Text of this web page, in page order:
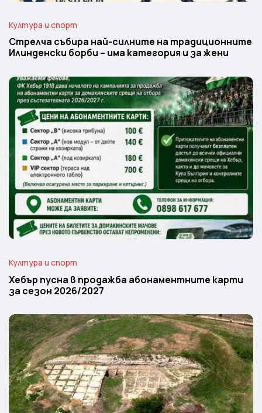
Култура и спорт
Стрелча събира най-силните на традиционните
Илинденски борби – има категория и за жени
Култура и спорт
Хебър пусна в продажба абонаментните карти
за сезон 2026/2027